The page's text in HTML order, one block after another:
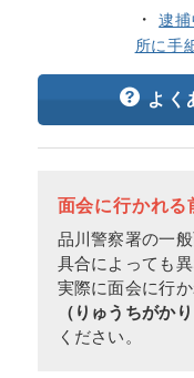
逮
所に手
よく
面会に行かれる
品川警察署の一
具合によっても異
実際に面会に行
（りゅうちがかり
ください。